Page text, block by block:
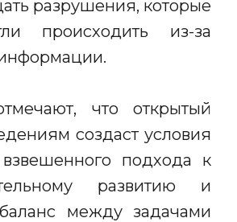
разрушения, которые
происходить из-за
что открытый
создаст условия
подхода к
развитию и
между задачами